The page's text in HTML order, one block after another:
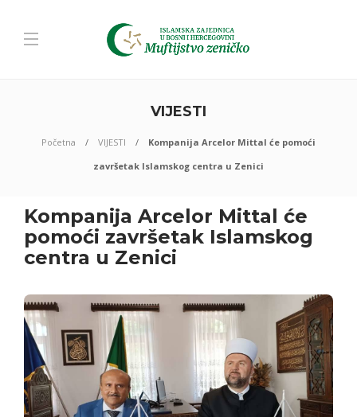
VIJESTI
Početna VIJESTI
Kompanija Arcelor Mittal će pomoći
završetak Islamskog centra u Zenici
Kompanija Arcelor Mittal će
pomoći završetak Islamskog
centra u Zenici